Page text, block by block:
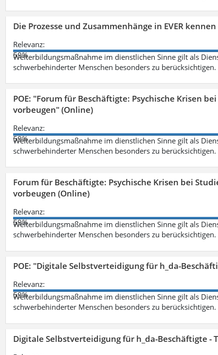
Die Prozesse und Zusammenhänge in EVER
Relevanz:
59%
Weiterbildungsmaßnahme im dienstlichen Sinne gilt als
schwerbehinderter Menschen besonders zu berücksichtigen.
POE: "Forum für Beschäftigte: Psychische Krisen
vorbeugen" (Online)
Relevanz:
59%
Weiterbildungsmaßnahme im dienstlichen Sinne gilt als
schwerbehinderter Menschen besonders zu berücksichtigen.
Forum für Beschäftigte: Psychische Krisen bei
vorbeugen (Online)
Relevanz:
59%
Weiterbildungsmaßnahme im dienstlichen Sinne gilt als
schwerbehinderter Menschen besonders zu berücksichtigen.
POE: "Digitale Selbstverteidigung für h_da-
Relevanz:
59%
Weiterbildungsmaßnahme im dienstlichen Sinne gilt als
schwerbehinderter Menschen besonders zu berücksichtigen.
Digitale Selbstverteidigung für h_da-Beschäftigte -